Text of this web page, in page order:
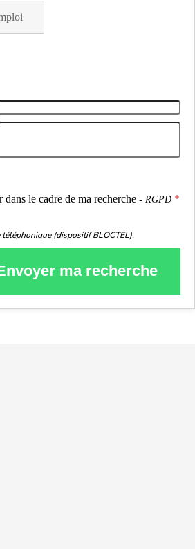
le cadre de ma recherche - RGPD
(dispositif BLOCTEL).
ma recherche